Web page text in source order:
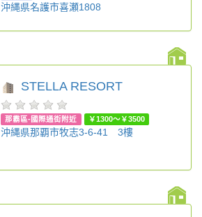
沖縄県名護市喜瀬1808
STELLA RESORT
那霸區-國際通街附近 ￥1300～￥3500
沖縄県那覇市牧志3-6-41 3樓